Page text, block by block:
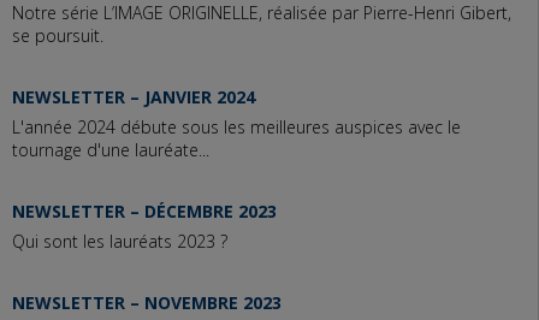
Notre série L’IMAGE ORIGINELLE, réalisée par Pierre-Henri Gibert,
se poursuit.
NEWSLETTER – JANVIER 2024
L'année 2024 débute sous les meilleures auspices avec le
tournage d'une lauréate...
NEWSLETTER – DÉCEMBRE 2023
Qui sont les lauréats 2023 ?
NEWSLETTER – NOVEMBRE 2023